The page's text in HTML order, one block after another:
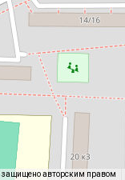
защищено авторским правом